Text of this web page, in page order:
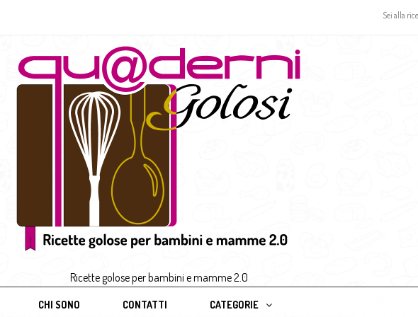
Ricette golose per bambini e mamme 2.0
CHI SONO CONTATTI CATEGORIE